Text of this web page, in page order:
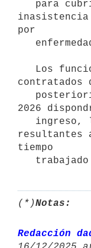
inasistencia
por
contratados
2026
resultantes
tiempo
(*)Notas:
Redacción